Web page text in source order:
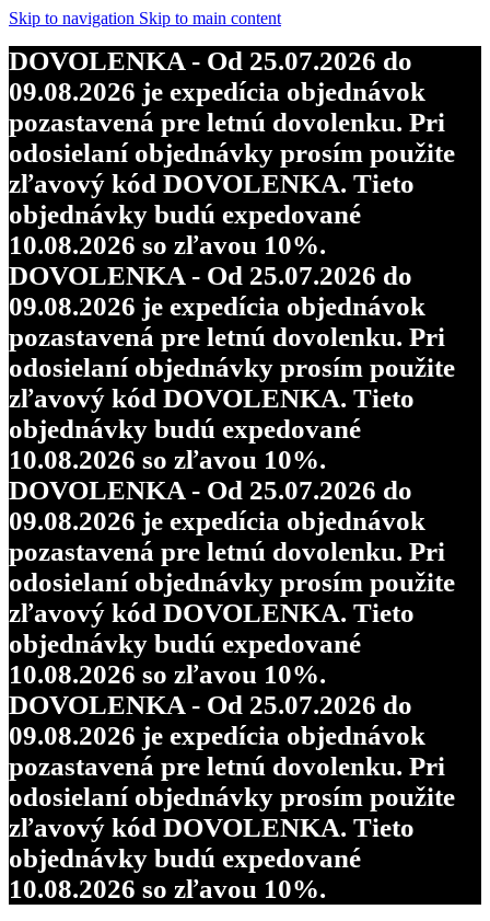
Skip to navigation Skip to main content
DOVOLENKA - Od 25.07.2026 do
09.08.2026 je expedícia objednávok
pozastavená pre letnú dovolenku. Pri
odosielaní objednávky prosím použite
zľavový kód DOVOLENKA. Tieto
objednávky budú expedované
10.08.2026 so zľavou 10%.
DOVOLENKA - Od 25.07.2026 do
09.08.2026 je expedícia objednávok
pozastavená pre letnú dovolenku. Pri
odosielaní objednávky prosím použite
zľavový kód DOVOLENKA. Tieto
objednávky budú expedované
10.08.2026 so zľavou 10%.
DOVOLENKA - Od 25.07.2026 do
09.08.2026 je expedícia objednávok
pozastavená pre letnú dovolenku. Pri
odosielaní objednávky prosím použite
zľavový kód DOVOLENKA. Tieto
objednávky budú expedované
10.08.2026 so zľavou 10%.
DOVOLENKA - Od 25.07.2026 do
09.08.2026 je expedícia objednávok
pozastavená pre letnú dovolenku. Pri
odosielaní objednávky prosím použite
zľavový kód DOVOLENKA. Tieto
objednávky budú expedované
10.08.2026 so zľavou 10%.